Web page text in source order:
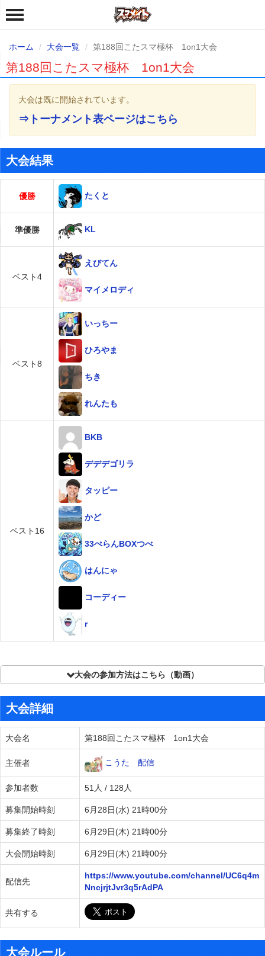
ホーム 大会一覧 第188回こたスマ極杯 1on1大会
第188回こたスマ極杯 1on1大会
大会は既に開始されています。
⇒トーナメント表ページはこちら
大会結果
優勝 たくと
準優勝 KL
ベスト4
えびてん
マイメロディ
ベスト8
いっちー
ひろやま
ちき
れんたも
ベスト16
BKB
デデデゴリラ
タッピー
かど
33ぺらんBOXつべ
はんにゃ
コーディー
r
大会の参加方法はこちら（動画）
大会詳細
大会名 第188回こたスマ極杯 1on1大会
主催者 こうた 配信
参加者数 51人 / 128人
募集開始時刻 6月28日(水) 21時00分
募集終了時刻 6月29日(木) 21時00分
大会開始時刻 6月29日(木) 21時00分
配信先
https://www.youtube.com/channel/UC6q4m
NncjrjtJvr3q5rAdPA
共有する
大会ルール